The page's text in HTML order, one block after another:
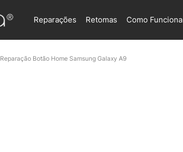
Reparações Retomas Como Funciona
Reparação Botão Home Samsung Galaxy A9